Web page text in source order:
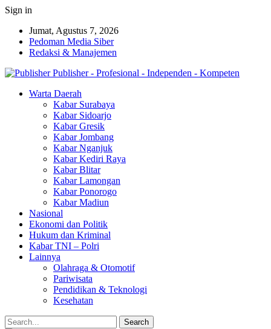
Sign in
Jumat, Agustus 7, 2026
Pedoman Media Siber
Redaksi & Manajemen
Publisher - Profesional - Independen - Kompeten
Warta Daerah
Kabar Surabaya
Kabar Sidoarjo
Kabar Gresik
Kabar Jombang
Kabar Nganjuk
Kabar Kediri Raya
Kabar Blitar
Kabar Lamongan
Kabar Ponorogo
Kabar Madiun
Nasional
Ekonomi dan Politik
Hukum dan Kriminal
Kabar TNI – Polri
Lainnya
Olahraga & Otomotif
Pariwisata
Pendidikan & Teknologi
Kesehatan